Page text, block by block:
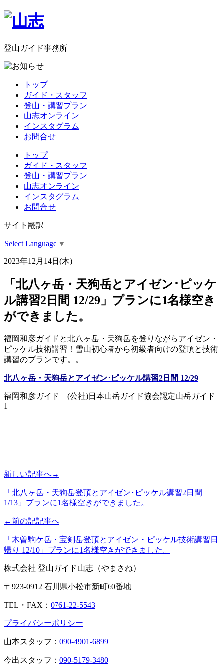
登山ガイド事務所
トップ
ガイド・スタッフ
登山・講習プラン
山志オンライン
インスタグラム
お問合せ
トップ
ガイド・スタッフ
登山・講習プラン
山志オンライン
インスタグラム
お問合せ
サイト翻訳
Select Language ▼
2023年12月14日(木)
「北八ヶ岳・天狗岳とアイゼン･ピッケ
ル講習2日間 12/29」プランに1名様空き
ができました。
福岡和彦ガイドと北八ヶ岳・天狗岳を登りながらアイゼン・
ピッケル技術講習！雪山初心者から初級者向けの登頂と技術
講習のプランです。。
北八ヶ岳・天狗岳とアイゼン･ピッケル講習2日間 12/29
福岡和彦ガイド (公社)日本山岳ガイド協会認定山岳ガイド
1
新しい記事へ→
「北八ヶ岳・天狗岳登頂とアイゼン･ピッケル講習2日間
1/13」プランに1名様空きができました。
←前の記記事へ
「木曽駒ケ岳・宝剣岳登頂とアイゼン・ピッケル技術講習日
帰り 12/10」プランに1名様空きができました。
株式会社 登山ガイド山志（やまさね）
〒923-0912 石川県小松市新町60番地
TEL・FAX： 0761-22-5543
プライバシーポリシー
山本スタッフ： 090-4901-6899
今出スタッフ： 090-5179-3480